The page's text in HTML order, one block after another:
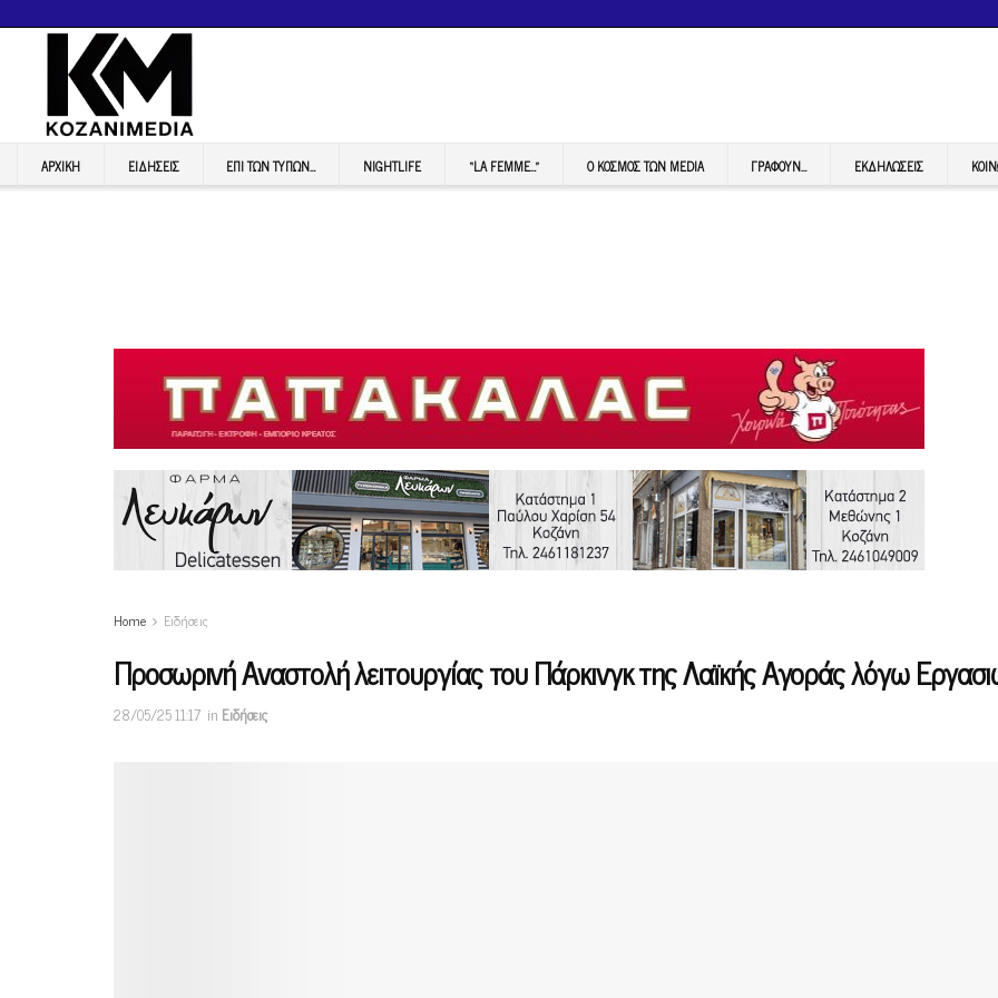
ΑΡΧΙΚΉ ΕΙΔΉΣΕΙΣ ΕΠI ΤΩΝ ΤΥΠΩΝ… NIGHTLIFE “LA FEMME…” Ο ΚΟΣΜΟΣ ΤΩΝ MEDIA ΓΡΆΦΟΥΝ… ΕΚΔΗΛΏΣΕΙΣ
Home Ειδήσεις
Προσωρινή Αναστολή λειτουργίας του Πάρκινγκ της Λαϊκής Αγοράς λόγω
28/05/25 11:17 in Ειδήσεις